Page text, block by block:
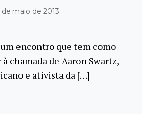
de maio de 2013
encontro que tem como
chamada de Aaron Swartz,
e ativista da […]